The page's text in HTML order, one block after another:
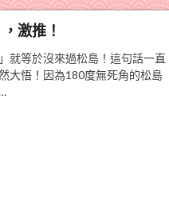
激推！
就等於沒來過松島！這句話一直
大悟！因為180度無死角的松島